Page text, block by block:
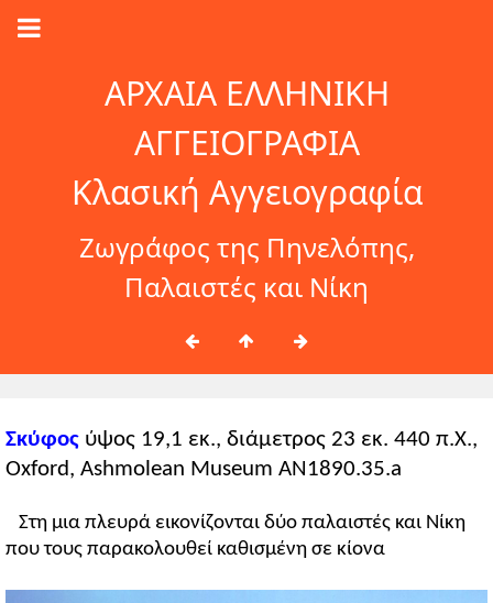
ΑΡΧΑΙΑ ΕΛΛΗΝΙΚΗ
ΑΓΓΕΙΟΓΡΑΦΙΑ
Κλασική Αγγειογραφία
Ζωγράφος της Πηνελόπης,
Παλαιστές και Νίκη
Σκύφος ύψος 19,1 εκ., διάμετρος 23 εκ. 440 π.Χ.,
Oxford, Ashmolean Museum AN1890.35.a
Στη μια πλευρά εικονίζονται δύο παλαιστές και Νίκη
που τους παρακολουθεί καθισμένη σε κίονα